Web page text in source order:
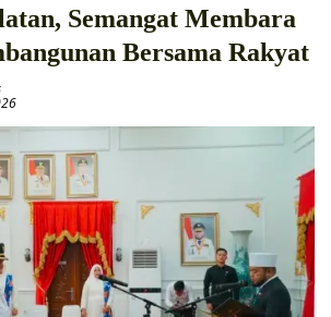
Semangat Membara
Bersama Rakyat